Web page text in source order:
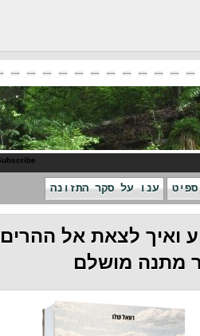
על סקר התזונה
לצאת אל ההרים -
מושלם